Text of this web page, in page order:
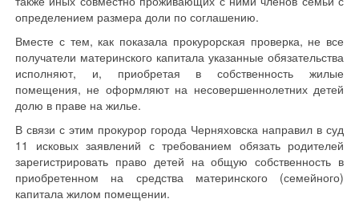
определением размера доли по соглашению.
Вместе с тем, как показала прокурорская проверка, не все
получатели материнского капитала указанные обязательства
исполняют, и, приобретая в собственность жилые
помещения, не оформляют на несовершеннолетних детей
долю в праве на жилье.
В связи с этим прокурор города Черняховска направил в суд
11 исковых заявлений с требованием обязать родителей
зарегистрировать право детей на общую собственность в
приобретенном на средства материнского (семейного)
капитала жилом помещении.